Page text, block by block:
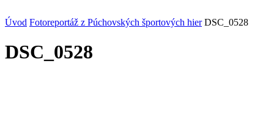
Úvod Fotoreportáž z Púchovských športových hier DSC_0528
DSC_0528